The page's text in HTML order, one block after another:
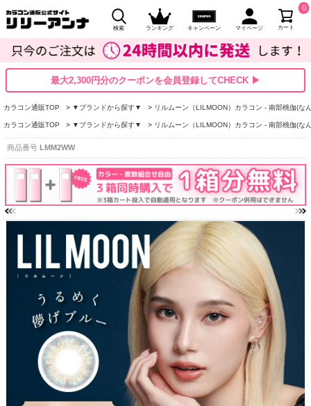
検索 ランキング キャンペーン マイページ カート
0
最大2,300円分のクーポンを会員登録してCHECK ▶
カラコン通販TOP ▼ブランドから探す▼ リルムーン（LILMOON）カラコン - 南部桃伽(な
カラコン通販TOP ▼ブランドから探す▼ リルムーン（LILMOON）カラコン - 南部桃伽(な
商品番号 LMM2WW